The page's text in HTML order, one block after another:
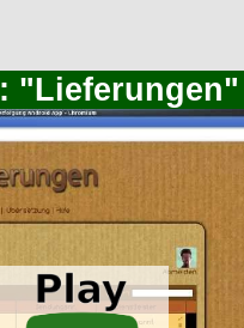
"Lieferungen"